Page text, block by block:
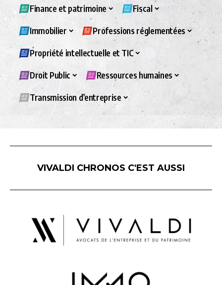
Finance et patrimoine Fiscal
Immobilier Professions réglementées
Propriété intellectuelle et TIC
Droit Public Ressources humaines
Transmission d’entreprise
VIVALDI CHRONOS C'EST AUSSI